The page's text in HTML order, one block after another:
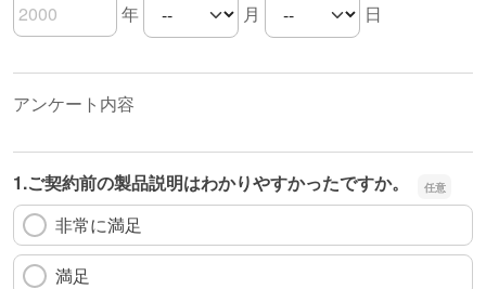
納品日の年 年
納品日の月 月
納品日の日 日
アンケート内容
1.ご契約前の製品説明はわかりやすかったですか。
非常に満足
満足